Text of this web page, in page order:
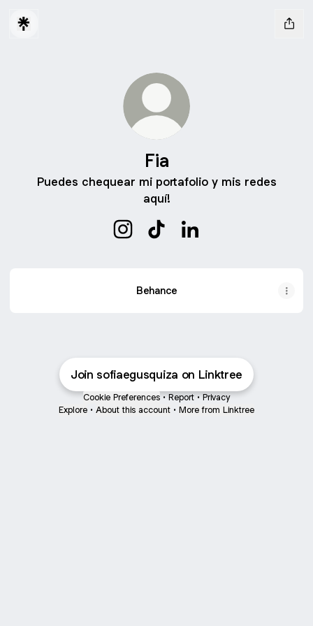
Fia
Puedes chequear mi portafolio y mis redes
aquí!
Behance
Join sofiaegusquiza on Linktree
Cookie Preferences • Report • Privacy
Explore • About this account • More from Linktree